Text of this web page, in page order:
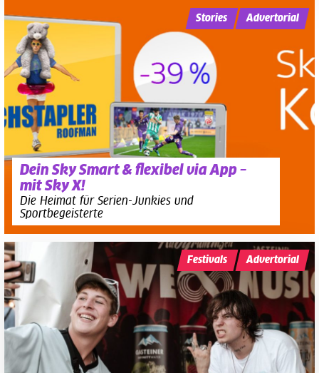
Dein Sky Smart & flexibel via App –
mit Sky X!
Die Heimat für Serien-Junkies und
Sportbegeisterte
Stories Advertorial
Festivals Advertorial